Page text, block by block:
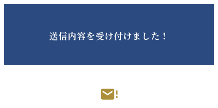
送信内容を受け付けました！